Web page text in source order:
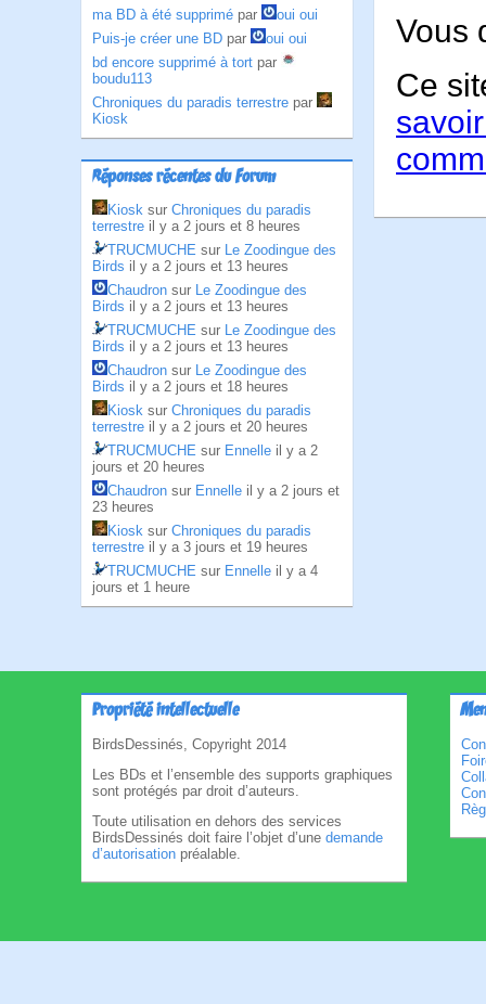
ma BD à été supprimé par
oui oui
Puis-je créer une BD par
oui oui
bd encore supprimé à tort par
boudu113
Chroniques du paradis terrestre par
Kiosk
Réponses récentes du Forum
Kiosk sur Chroniques du paradis
terrestre il y a 2 jours et 8 heures
TRUCMUCHE sur Le Zoodingue des
Birds il y a 2 jours et 13 heures
Chaudron sur Le Zoodingue des
Birds il y a 2 jours et 13 heures
TRUCMUCHE sur Le Zoodingue des
Birds il y a 2 jours et 13 heures
Chaudron sur Le Zoodingue des
Birds il y a 2 jours et 18 heures
Kiosk sur Chroniques du paradis
terrestre il y a 2 jours et 20 heures
TRUCMUCHE sur Ennelle il y a 2
jours et 20 heures
Chaudron sur Ennelle il y a 2 jours et
23 heures
Kiosk sur Chroniques du paradis
terrestre il y a 3 jours et 19 heures
TRUCMUCHE sur Ennelle il y a 4
jours et 1 heure
Vous
Ce
Propriété intellectuelle
BirdsDessinés, Copyright 2014
Les BDs et l’ensemble des supports graphiques
sont protégés par droit d’auteurs.
Toute utilisation en dehors des services
BirdsDessinés doit faire l’objet d’une demande
d’autorisation préalable.